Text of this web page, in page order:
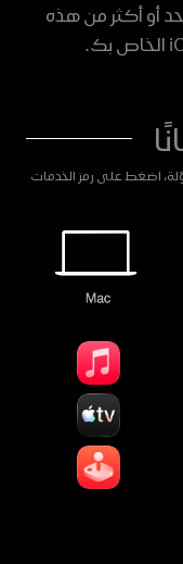
أو أكثر من هذه
اضغط على رمز الخدمات